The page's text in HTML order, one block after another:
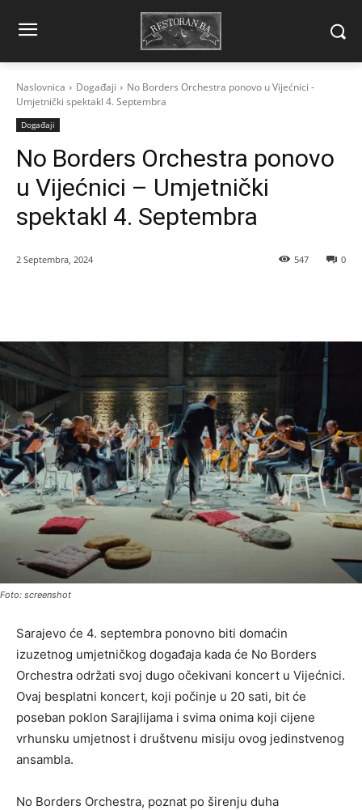
Naslovnica Događaji
No Borders Orchestra ponovo u Vijećnici -
Umjetnički spektakl 4. Septembra
Događaji
No Borders Orchestra ponovo
u Vijećnici – Umjetnički
spektakl 4. Septembra
2 Septembra, 2024 0
547
Foto: screenshot
Sarajevo će 4. septembra ponovno biti domaćin
izuzetnog umjetničkog događaja kada će No Borders
Orchestra održati svoj dugo očekivani koncert u Vijećnici.
Ovaj besplatni koncert, koji počinje u 20 sati, bit će
poseban poklon Sarajlijama i svima onima koji cijene
vrhunsku umjetnost i društvenu misiju ovog jedinstvenog
ansambla.
No Borders Orchestra, poznat po širenju duha